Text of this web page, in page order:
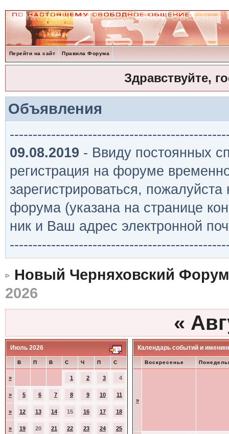
Перейти на сайт Правила Форума
Здравствуйте,
Объявления
09.08.2019 - Ввиду постоянных
регистрация на форуме
зарегистрироваться,
форума (указана на странице
ник и Ваш адрес электронной
Новый Черняховский Форум
2026
«
Июль 2026
В П В С Ч П С
» 1 2 3 4
» 5 6 7 8 9 10 11
» 12 13 14 15 16 17 18
» 19 20 21 22 23 24 25
Календарь событий и
Воскресенье
»